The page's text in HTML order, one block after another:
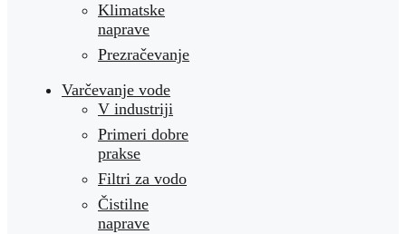
Klimatske
naprave
Prezračevanje
Varčevanje vode
V industriji
Primeri dobre
prakse
Filtri za vodo
Čistilne
naprave